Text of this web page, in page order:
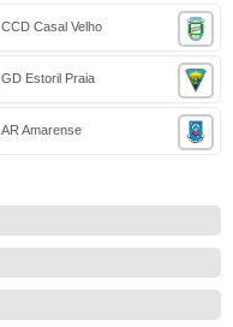
CCD Casal Velho
GD Estoril Praia
AR Amarense